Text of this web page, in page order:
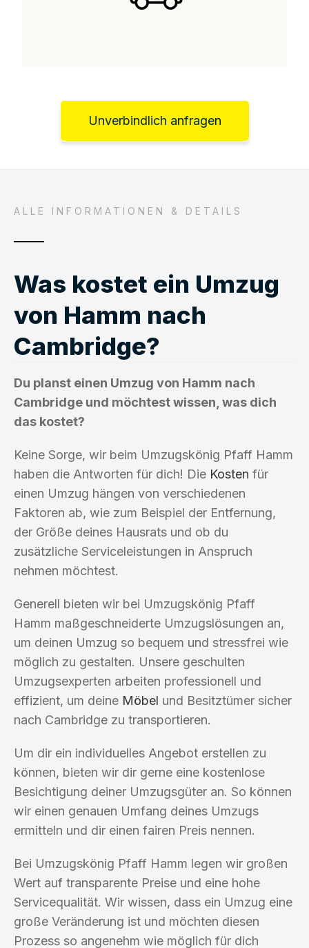
Unverbindlich anfragen
ALLE INFORMATIONEN & DETAILS
Was kostet ein Umzug
von Hamm nach
Cambridge?
Du planst einen Umzug von Hamm nach
Cambridge und möchtest wissen, was dich
das kostet?
Keine Sorge, wir beim Umzugskönig Pfaff Hamm
haben die Antworten für dich! Die Kosten für
einen Umzug hängen von verschiedenen
Faktoren ab, wie zum Beispiel der Entfernung,
der Größe deines Hausrats und ob du
zusätzliche Serviceleistungen in Anspruch
nehmen möchtest.
Generell bieten wir bei Umzugskönig Pfaff
Hamm maßgeschneiderte Umzugslösungen an,
um deinen Umzug so bequem und stressfrei wie
möglich zu gestalten. Unsere geschulten
Umzugsexperten arbeiten professionell und
effizient, um deine Möbel und Besitztümer sicher
nach Cambridge zu transportieren.
Um dir ein individuelles Angebot erstellen zu
können, bieten wir dir gerne eine kostenlose
Besichtigung deiner Umzugsgüter an. So können
wir einen genauen Umfang deines Umzugs
ermitteln und dir einen fairen Preis nennen.
Bei Umzugskönig Pfaff Hamm legen wir großen
Wert auf transparente Preise und eine hohe
Servicequalität. Wir wissen, dass ein Umzug eine
große Veränderung ist und möchten diesen
Prozess so angenehm wie möglich für dich